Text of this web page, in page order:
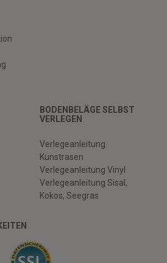
BODENBELÄGE SELBST
VERLEGEN
Verlegeanleitung
Kunstrasen
Verlegeanleitung Vinyl
Verlegeanleitung Sisal,
Kokos, Seegras